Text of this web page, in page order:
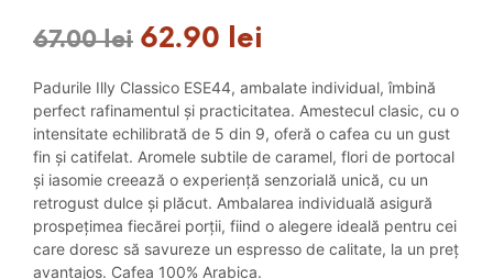
67.00lei Prețul
inițial
a
fost:
67.00 lei.
62.90 lei
curent
este:
62.90 lei.
Padurile Illy Classico ESE44, ambalate individual, îmbină
perfect rafinamentul și practicitatea. Amestecul clasic, cu o
intensitate echilibrată de 5 din 9, oferă o cafea cu un gust
fin și catifelat. Aromele subtile de caramel, flori de portocal
și iasomie creează o experiență senzorială unică, cu un
retrogust dulce și plăcut. Ambalarea individuală asigură
prospețimea fiecărei porții, fiind o alegere ideală pentru cei
care doresc să savureze un espresso de calitate, la un preț
avantajos. Cafea 100% Arabica.